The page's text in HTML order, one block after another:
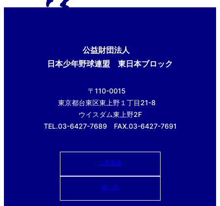
公益財団法人
日本少年野球連盟 東日本ブロック
〒110-0015
東京都台東区東上野１丁目21-8
ウイスダム東上野2F
TEL.03-6427-7689 FAX.03-6427-7691
ご意見箱
使い方